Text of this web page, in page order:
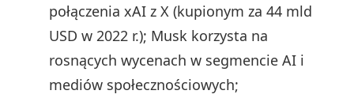
połączenia xAI z X (kupionym za 44 mld
USD w 2022 r.); Musk korzysta na
rosnących wycenach w segmencie AI i
mediów społecznościowych;